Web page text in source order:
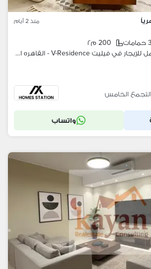
منذ 2 أيام
3 حمامات
200 م٢
شقة مفروشة بالكامل للإيجار في فيليت V-Residence - القاهره الجديده
الخامس
واتساب